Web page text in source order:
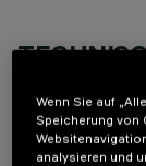
BESCHREIBUNG
Wenn Sie auf
Speicherung von
analysieren und